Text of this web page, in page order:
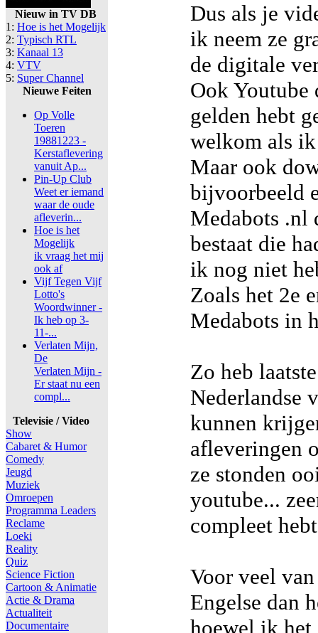
Nieuw in TV DB
1: Hoe is het Mogelijk
2: Typisch RTL
3: Kanaal 13
4: VTV
5: Super Channel
Nieuwe Feiten
Op Volle
Toeren
19881223 -
Kerstaflevering
vanuit Ap...
Pin-Up Club
Weet er iemand
waar de oude
afleverin...
Hoe is het
Mogelijk
ik vraag het mij
ook af
Vijf Tegen Vijf
Lotto's
Woordwinner -
Ik heb op 3-
11-...
Verlaten Mijn,
De
Verlaten Mijn -
Er staat nu een
compl...
Televisie / Video
Show
Cabaret & Humor
Comedy
Jeugd
Muziek
Omroepen
Programma Leaders
Reclame
Loeki
Reality
Quiz
Science Fiction
Cartoon & Animatie
Actie & Drama
Actualiteit
Documentaire
Dus als je
ik neem ze
de digitale
Ook Youtube
gelden hebt
welkom als
Maar ook
bijvoorbeeld
Medabots .nl
bestaat die
ik nog niet
Zoals het 2e
Medabots in
Zo heb
Nederlandse
kunnen
afleveringen
ze stonden
youtube...
compleet
Voor veel
Engelse dan
hoewel ik het